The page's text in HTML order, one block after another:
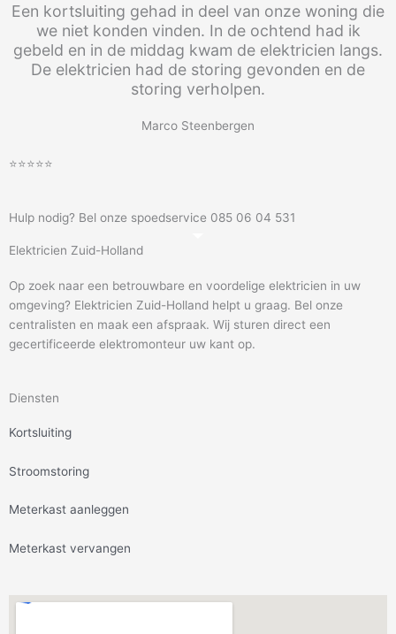
Een kortsluiting gehad in deel van onze woning die
we niet konden vinden. In de ochtend had ik
gebeld en in de middag kwam de elektricien langs.
De elektricien had de storing gevonden en de
storing verholpen.
Marco Steenbergen
⭐⭐⭐⭐⭐
Hulp nodig? Bel onze spoedservice 085 06 04 531
Elektricien Zuid-Holland
Op zoek naar een betrouwbare en voordelige elektricien in uw
omgeving? Elektricien Zuid-Holland helpt u graag. Bel onze
centralisten en maak een afspraak. Wij sturen direct een
gecertificeerde elektromonteur uw kant op.
Diensten
Kortsluiting
Stroomstoring
Meterkast aanleggen
Meterkast vervangen